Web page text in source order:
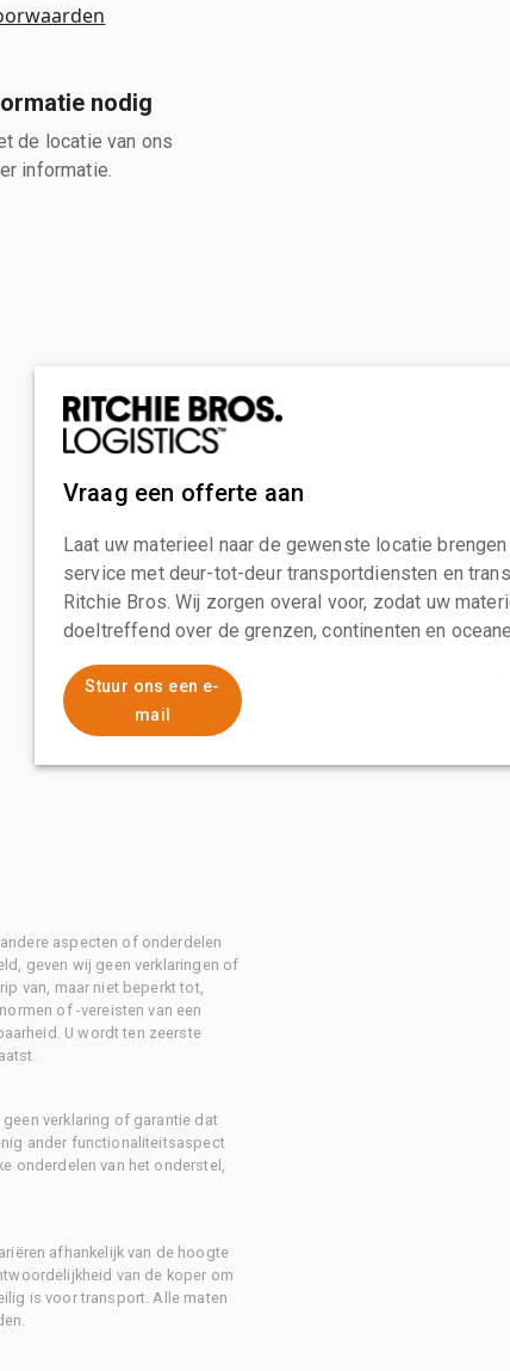
nodig
de locatie van ons
informatie.
Vraag een offerte aan
Laat uw materieel naar de gewenste locatie
service met deur-tot-deur transportdiensten en
Ritchie Bros. Wij zorgen overal voor, zodat uw
doeltreffend over de grenzen, continenten en
Stuur ons een e-
mail
aspecten of onderdelen
geven wij geen verklaringen of
van, maar niet beperkt tot,
of -vereisten van een
U wordt ten zeerste
verklaring of garantie dat
ander functionaliteitsaspect
onderdelen van het onderstel,
afhankelijk van de hoogte
van de koper om
is voor transport. Alle maten